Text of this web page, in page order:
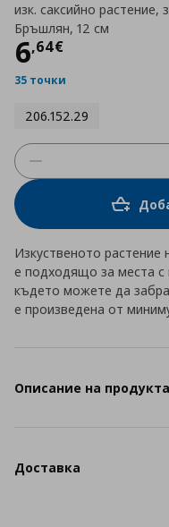
изк. саксийно растение,
Бръшлян, 12 см
6,64€
Цена
35 точки
206.152.29
Изкуственото растение
е подходящо за места с
където можете да
е произведена от
Описание на продукта
Доставка